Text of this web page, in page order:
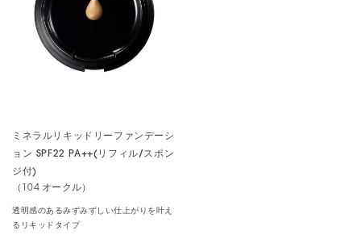
つけ心地は「軽くて気持ちいい」の一言！梅雨時も炎天下でも、ま
るで調湿効果でもあるのかと思うくらい、心地良いです。
そんな振り幅の大きいシーンで大活躍なので、当然、オンライン会
議でもリアルの接近戦でも「肌が綺麗だね」とよく言われます。
思いっきり汗をかいたハードな一日が終わった時も、肌が綺麗に見
ミネラルリキッドリーファンデーシ
ョン SPF22 PA++(リフィル/スポン
ジ付)
（104 オークル）
透明感のあるみずみずしい仕上がりを叶え
るリキッドタイプ